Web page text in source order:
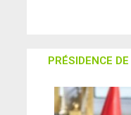
PRÉSIDENCE